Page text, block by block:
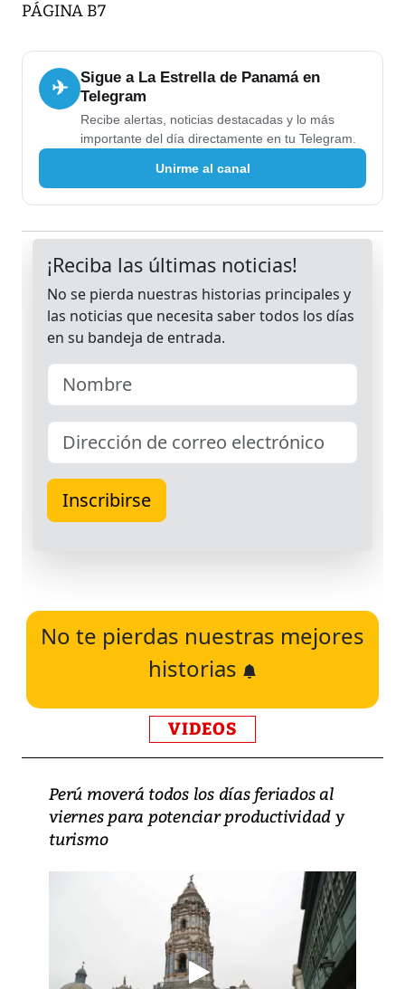
PÁGINA B7
✈
Sigue a La Estrella de Panamá en
Telegram
Recibe alertas, noticias destacadas y lo más
importante del día directamente en tu Telegram.
Unirme al canal
No te pierdas nuestras mejores
historias
VIDEOS
Perú moverá todos los días feriados al
viernes para potenciar productividad y
turismo